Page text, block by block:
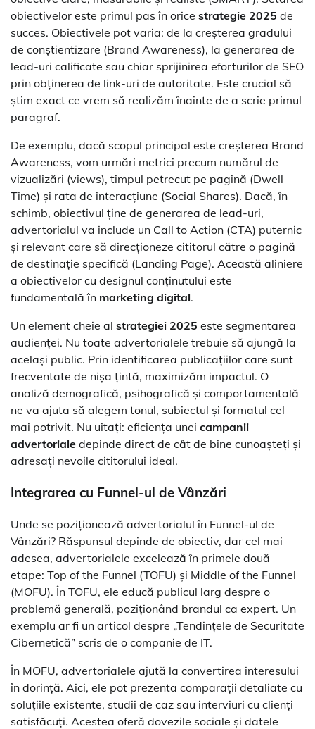
obiectivelor este primul pas în orice strategie 2025 de
succes. Obiectivele pot varia: de la creșterea gradului
de conștientizare (Brand Awareness), la generarea de
lead-uri calificate sau chiar sprijinirea eforturilor de SEO
prin obținerea de link-uri de autoritate. Este crucial să
știm exact ce vrem să realizăm înainte de a scrie primul
paragraf.
De exemplu, dacă scopul principal este creșterea Brand
Awareness, vom urmări metrici precum numărul de
vizualizări (views), timpul petrecut pe pagină (Dwell
Time) și rata de interacțiune (Social Shares). Dacă, în
schimb, obiectivul ține de generarea de lead-uri,
advertorialul va include un Call to Action (CTA) puternic
și relevant care să direcționeze cititorul către o pagină
de destinație specifică (Landing Page). Această aliniere
a obiectivelor cu designul conținutului este
fundamentală în marketing digital.
Un element cheie al strategiei 2025 este segmentarea
audienței. Nu toate advertorialele trebuie să ajungă la
același public. Prin identificarea publicațiilor care sunt
frecventate de nișa țintă, maximizăm impactul. O
analiză demografică, psihografică și comportamentală
ne va ajuta să alegem tonul, subiectul și formatul cel
mai potrivit. Nu uitați: eficiența unei campanii
advertoriale depinde direct de cât de bine cunoașteți și
adresați nevoile cititorului ideal.
Integrarea cu Funnel-ul de Vânzări
Unde se poziționează advertorialul în Funnel-ul de
Vânzări? Răspunsul depinde de obiectiv, dar cel mai
adesea, advertorialele excelează în primele două
etape: Top of the Funnel (TOFU) și Middle of the Funnel
(MOFU). În TOFU, ele educă publicul larg despre o
problemă generală, poziționând brandul ca expert. Un
exemplu ar fi un articol despre „Tendințele de Securitate
Cibernetică” scris de o companie de IT.
În MOFU, advertorialele ajută la convertirea interesului
în dorință. Aici, ele pot prezenta comparații detaliate cu
soluțiile existente, studii de caz sau interviuri cu clienți
satisfăcuți. Acestea oferă dovezile sociale și datele